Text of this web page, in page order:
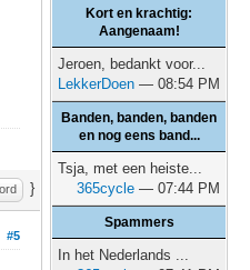
}
#5
Kort en krachtig:
Aangenaam!
Jeroen, bedankt voor...
LekkerDoen — 08:54 PM
Banden, banden, banden
en nog eens band...
Tsja, met een heiste...
365cycle — 07:44 PM
Spammers
In het Nederlands ...